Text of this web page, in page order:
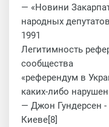
— «Новини
народных
1991
Легитимность
сообщества
«референдум в
каких-либо
— Джон Гундерсен
Киеве[8]